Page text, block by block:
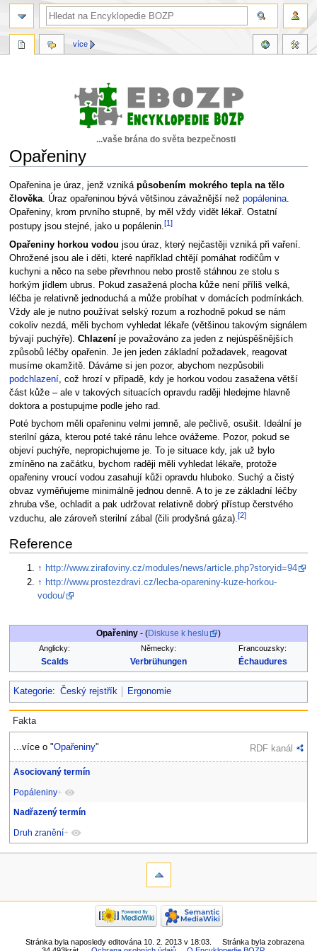
...vaše brána do světa bezpečnosti
Opařeniny
Skočit
na
navigaci
Skočit
na
vyhledávání
Opařenina je úraz, jenž vzniká působením mokrého tepla na tělo
člověka. Úraz opařeninou bývá většinou závažnější než popálenina.
Opařeniny, krom prvního stupně, by měl vždy vidět lékař. Ostatní
postupy jsou stejné, jako u popálenin.[1]
Opařeniny horkou vodou jsou úraz, který nejčastěji vzniká při vaření.
Ohrožené jsou ale i děti, které například chtějí pomáhat rodičům v
kuchyni a něco na sebe převrhnou nebo prostě stáhnou ze stolu s
horkým jídlem ubrus. Pokud zasažená plocha kůže není příliš velká,
léčba je relativně jednoduchá a může probíhat v domácích podmínkách.
Vždy ale je nutno používat selský rozum a rozhodně pokud se nám
cokoliv nezdá, měli bychom vyhledat lékaře (většinou takovým signálem
bývají puchýře). Chlazeníje považováno za jeden z nejúspěšnějších
způsobů léčby opařenin. Je jen jeden základní požadavek, reagovat
musíme okamžitě. Dáváme si jen pozor, abychom nezpůsobili
podchlazení, což hrozí v případě, kdy je horkou vodou zasažena větší
část kůže – ale v takových situacích opravdu raději hledejme hlavně
doktora a postupujme podle jeho rad.
Poté bychom měli opařeninu velmi jemně, ale pečlivě, osušit. Ideální je
sterilní gáza, kterou poté také ránu lehce ovážeme. Pozor, pokud se
objeví puchýře, nepropichujeme je. To je situace kdy, jak už bylo
zmíněno na začátku, bychom raději měli vyhledat lékaře, protože
opařeniny vroucí vodou zasahují kůži opravdu hluboko. Suchý a čistý
obvaz vyměňujeme minimálně jednou denně. A to je ze základní léčby
zhruba vše, ochladit a pak udržovat relativně dobrý přístup čerstvého
vzduchu, ale zároveň sterilní zábal (čili prodyšná gáza).[2]
Reference
↑ http://www.zirafoviny.cz/modules/news/article.php?storyid=94
↑ http://www.prostezdravi.cz/lecba-opareniny-kuze-horkou-
vodou/
Opařeniny - (Diskuse k heslu )
Anglicky: Německy: Francouzsky:
Scalds Verbrühungen Échaudures
Kategorie: Český rejstřík Ergonomie
Fakta
...více o "Opařeniny" RDF kanál
Asociovaný termín
Popáleniny+
Nadřazený termín
Druh zranění+
více
Stránka byla naposledy editována 10. 2. 2013 v 18:03.
Stránka byla zobrazena